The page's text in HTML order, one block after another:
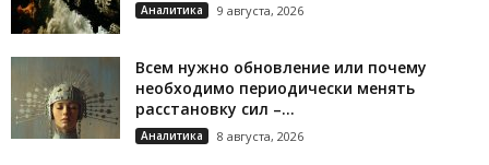
Аналитика 9 августа, 2026
Всем нужно обновление или почему
необходимо периодически менять
расстановку сил –...
Аналитика 8 августа, 2026